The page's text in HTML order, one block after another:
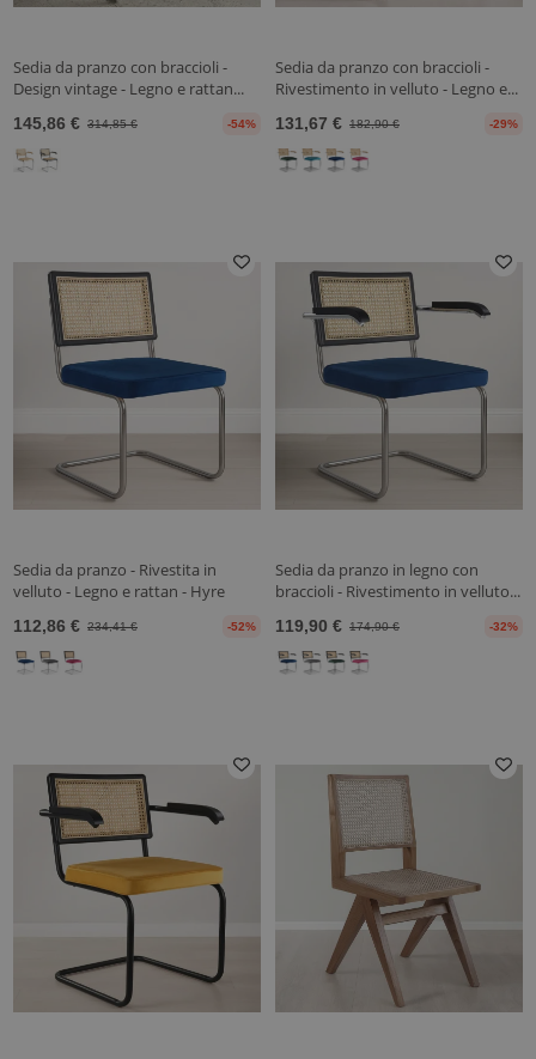
Sedia da pranzo con braccioli -
Design vintage - Legno e rattan...
145,86 € 314,85 € -54%
Sedia da pranzo con braccioli -
Rivestimento in velluto - Legno e...
131,67 € 182,90 € -29%
Sedia da pranzo - Rivestita in
velluto - Legno e rattan - Hyre
112,86 € 234,41 € -52%
Sedia da pranzo in legno con
braccioli - Rivestimento in velluto...
119,90 € 174,90 € -32%